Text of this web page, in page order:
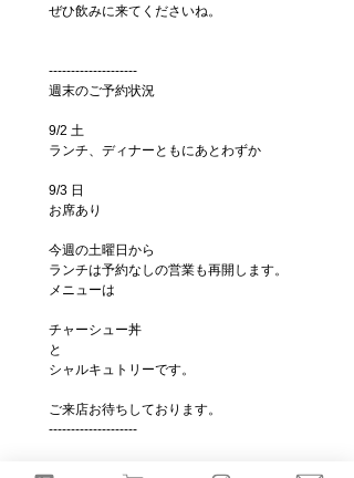
ぜひ飲みに来てくださいね。
--------------------
週末のご予約状況
9/2 土
ランチ、ディナーともにあとわずか
9/3 日
お席あり
今週の土曜日から
ランチは予約なしの営業も再開します。
メニューは
チャーシュー丼
と
シャルキュトリーです。
ご来店お待ちしております。
--------------------